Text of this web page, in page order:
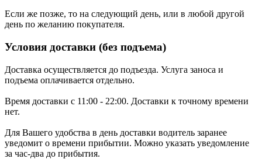
Если же позже, то на следующий день, или в любой другой
день по желанию покупателя.
Условия доставки (без подъема)
Доставка осуществляется до подъезда. Услуга заноса и
подъема оплачивается отдельно.
Время доставки с 11:00 - 22:00. Доставки к точному времени
нет.
Для Вашего удобства в день доставки водитель заранее
уведомит о времени прибытии. Можно указать уведомление
за час-два до прибытия.